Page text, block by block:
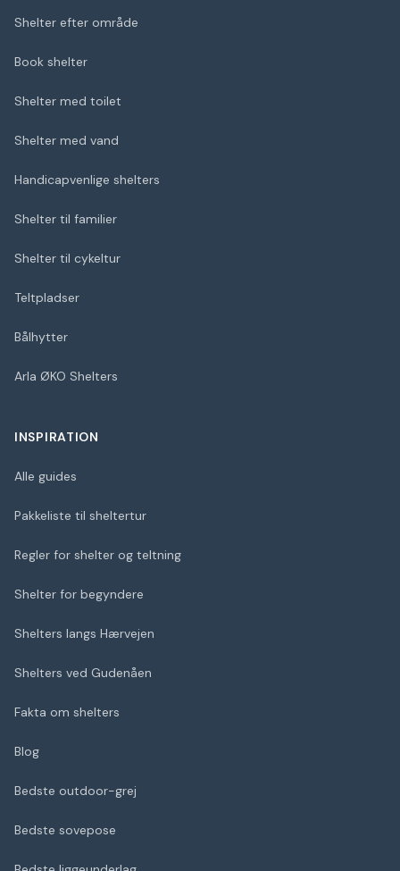
Shelter efter område
Book shelter
Shelter med toilet
Shelter med vand
Handicapvenlige shelters
Shelter til familier
Shelter til cykeltur
Teltpladser
Bålhytter
Arla ØKO Shelters
INSPIRATION
Alle guides
Pakkeliste til sheltertur
Regler for shelter og teltning
Shelter for begyndere
Shelters langs Hærvejen
Shelters ved Gudenåen
Fakta om shelters
Blog
Bedste outdoor-grej
Bedste sovepose